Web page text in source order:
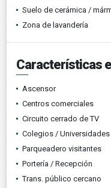
Suelo de cerámica /
Zona de lavandería
Características
Ascensor
Centros comerciales
Circuito cerrado de TV
Colegios / Universidades
Parqueadero visitantes
Portería / Recepción
Trans. público cercano